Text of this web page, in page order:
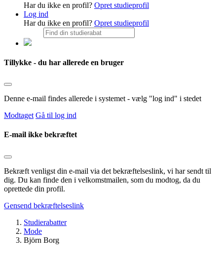
Har du ikke en profil? Opret studieprofil
Log ind
Har du ikke en profil? Opret studieprofil
Tillykke - du har allerede en bruger
Denne e-mail findes allerede i systemet - vælg "log ind" i stedet
Modtaget Gå til log ind
E-mail ikke bekræftet
Bekræft venligst din e-mail via det bekræftelseslink, vi har sendt til
dig. Du kan finde den i velkomstmailen, som du modtog, da du
oprettede din profil.
Gensend bekræftelseslink
Studierabatter
Mode
Björn Borg